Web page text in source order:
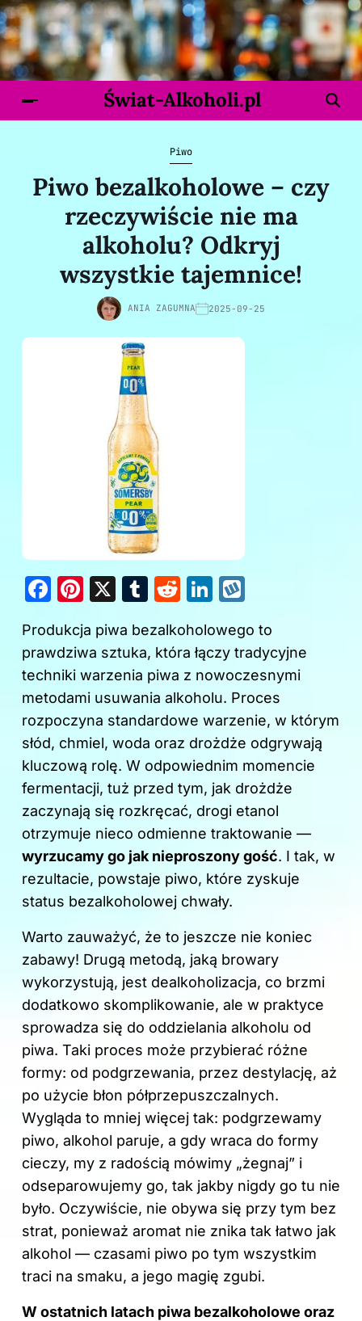
Świat-Alkoholi.pl
Piwo
Piwo bezalkoholowe – czy
rzeczywiście nie ma
alkoholu? Odkryj
wszystkie tajemnice!
ANIA ZAGUMNA 2025-09-25
F
c
e
b
o
o
k
Pi
er
e
st
X
T
m
bl
r
R
d
di
t
Li
k
e
dI
n
k
o
p
Produkcja piwa bezalkoholowego to
prawdziwa sztuka, która łączy tradycyjne
techniki warzenia piwa z nowoczesnymi
metodami usuwania alkoholu. Proces
rozpoczyna standardowe warzenie, w którym
słód, chmiel, woda oraz drożdże odgrywają
kluczową rolę. W odpowiednim momencie
fermentacji, tuż przed tym, jak drożdże
zaczynają się rozkręcać, drogi etanol
otrzymuje nieco odmienne traktowanie —
wyrzucamy go jak nieproszony gość. I tak, w
rezultacie, powstaje piwo, które zyskuje
status bezalkoholowej chwały.
Warto zauważyć, że to jeszcze nie koniec
zabawy! Drugą metodą, jaką browary
wykorzystują, jest dealkoholizacja, co brzmi
dodatkowo skomplikowanie, ale w praktyce
sprowadza się do oddzielania alkoholu od
piwa. Taki proces może przybierać różne
formy: od podgrzewania, przez destylację, aż
po użycie błon półprzepuszczalnych.
Wygląda to mniej więcej tak: podgrzewamy
piwo, alkohol paruje, a gdy wraca do formy
cieczy, my z radością mówimy „żegnaj” i
odseparowujemy go, tak jakby nigdy go tu nie
było. Oczywiście, nie obywa się przy tym bez
strat, ponieważ aromat nie znika tak łatwo jak
alkohol — czasami piwo po tym wszystkim
traci na smaku, a jego magię zgubi.
W ostatnich latach piwa bezalkoholowe oraz